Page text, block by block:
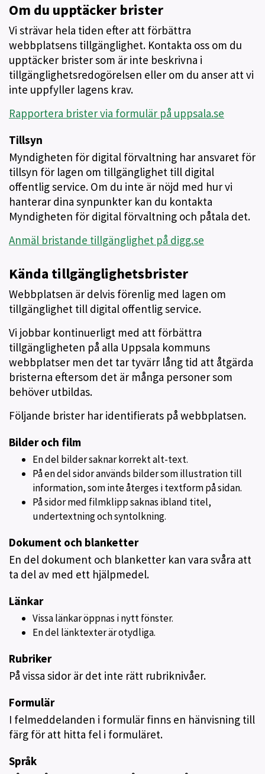
Om du upptäcker brister
Vi strävar hela tiden efter att förbättra
webbplatsens tillgänglighet. Kontakta oss om du
upptäcker brister som är inte beskrivna i
tillgänglighetsredogörelsen eller om du anser att vi
inte uppfyller lagens krav.
Rapportera brister via formulär på uppsala.se
Tillsyn
Myndigheten för digital förvaltning har ansvaret för
tillsyn för lagen om tillgänglighet till digital
offentlig service. Om du inte är nöjd med hur vi
hanterar dina synpunkter kan du kontakta
Myndigheten för digital förvaltning och påtala det.
Anmäl bristande tillgänglighet på digg.se
Kända tillgänglighetsbrister
Webbplatsen är delvis förenlig med lagen om
tillgänglighet till digital offentlig service.
Vi jobbar kontinuerligt med att förbättra
tillgängligheten på alla Uppsala kommuns
webbplatser men det tar tyvärr lång tid att åtgärda
bristerna eftersom det är många personer som
behöver utbildas.
Följande brister har identifierats på webbplatsen.
Bilder och film
En del bilder saknar korrekt alt-text.
På en del sidor används bilder som illustration till
information, som inte återges i textform på sidan.
På sidor med filmklipp saknas ibland titel,
undertextning och syntolkning.
Dokument och blanketter
En del dokument och blanketter kan vara svåra att
ta del av med ett hjälpmedel.
Länkar
Vissa länkar öppnas i nytt fönster.
En del länktexter är otydliga.
Rubriker
På vissa sidor är det inte rätt rubriknivåer.
Formulär
I felmeddelanden i formulär finns en hänvisning till
färg för att hitta fel i formuläret.
Språk